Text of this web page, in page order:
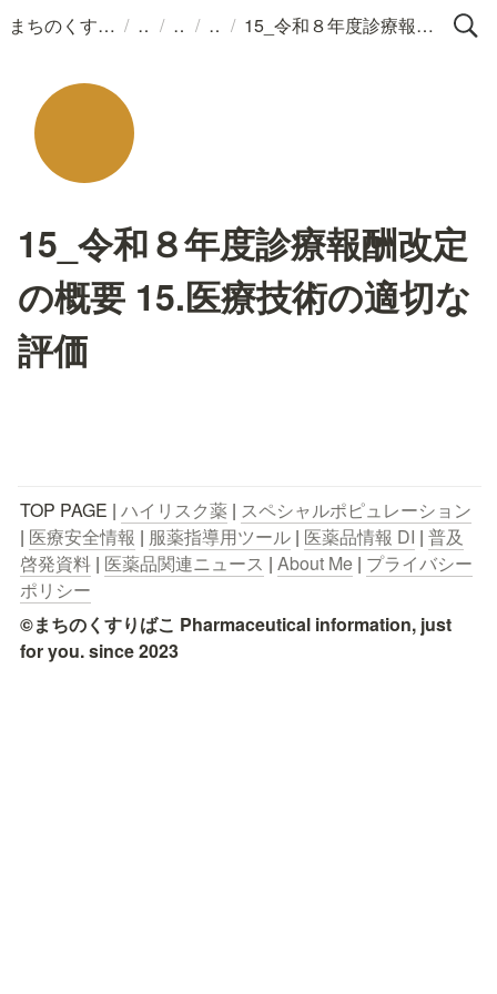
まちのくすりばこ / / / / 15_令和８年度診療報酬改定の概要 15.医療技術の適切な評価
15_令和８年度診療報酬改定
の概要 15.医療技術の適切な
評価
TOP PAGE | ハイリスク薬 | スペシャルポピュレーション
| 医療安全情報 | 服薬指導用ツール | 医薬品情報 DI | 普及
啓発資料 | 医薬品関連ニュース | About Me | プライバシー
ポリシー
©まちのくすりばこ Pharmaceutical information, just
for you. since 2023